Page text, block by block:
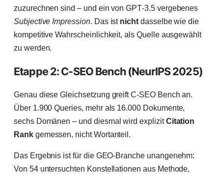
zuzurechnen sind – und ein von GPT‑3.5 vergebenes
Subjective Impression. Das ist nicht dasselbe wie die
kompetitive Wahrscheinlichkeit, als Quelle ausgewählt
zu werden.
Etappe 2: C-SEO Bench (NeurIPS 2025)
Genau diese Gleichsetzung greift C-SEO Bench an.
Über 1.900 Queries, mehr als 16.000 Dokumente,
sechs Domänen – und diesmal wird explizitCitation
Rankgemessen, nicht Wortanteil.
Das Ergebnis ist für die GEO-Branche unangenehm:
Von 54 untersuchten Konstellationen aus Methode,